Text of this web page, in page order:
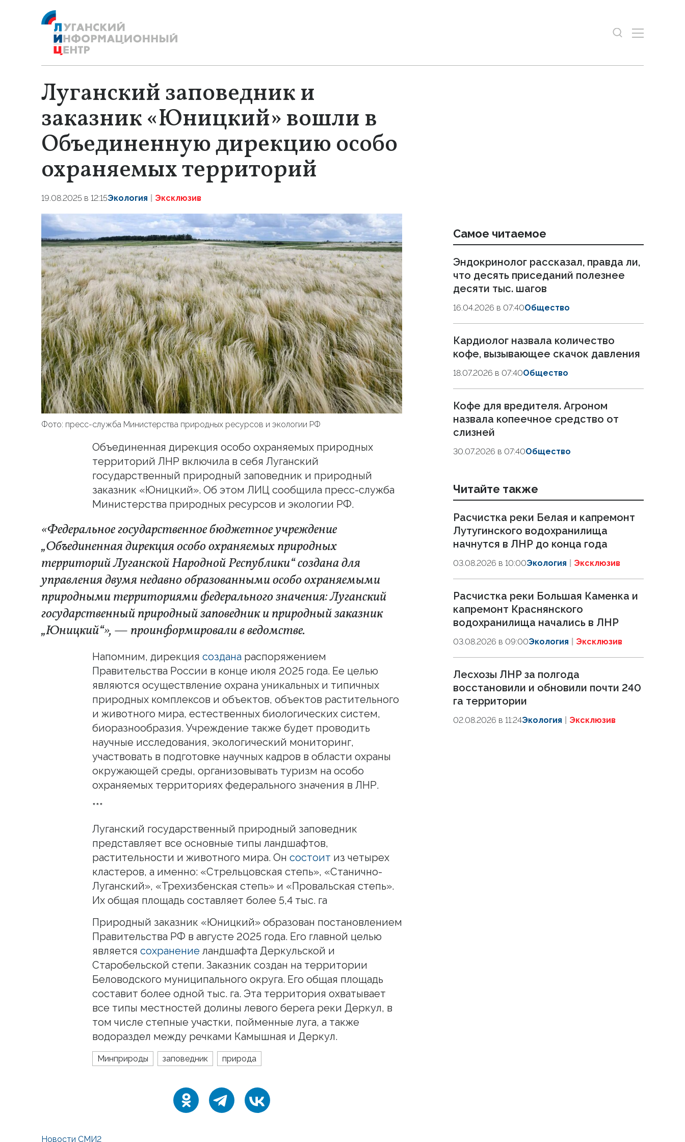
Луганский заповедник и
заказник «Юницкий» вошли в
Объединенную дирекцию особо
охраняемых территорий
19.08.2025 в 12:15Экология Эксклюзив
Фото: пресс-служба Министерства природных ресурсов и экологии РФ
Объединенная дирекция особо охраняемых природных
территорий ЛНР включила в себя Луганский
государственный природный заповедник и природный
заказник «Юницкий». Об этом ЛИЦ сообщила пресс-служба
Министерства природных ресурсов и экологии РФ.
«Федеральное государственное бюджетное учреждение
„Объединенная дирекция особо охраняемых природных
территорий Луганской Народной Республики“ создана для
управления двумя недавно образованными особо охраняемыми
природными территориями федерального значения: Луганский
государственный природный заповедник и природный заказник
„Юницкий“», — проинформировали в ведомстве.
Напомним, дирекция создана распоряжением
Правительства России в конце июля 2025 года. Ее целью
являются осуществление охрана уникальных и типичных
природных комплексов и объектов, объектов растительного
и животного мира, естественных биологических систем,
биоразнообразия. Учреждение также будет проводить
научные исследования, экологический мониторинг,
участвовать в подготовке научных кадров в области охраны
окружающей среды, организовывать туризм на особо
охраняемых территориях федерального значения в ЛНР.
***
Луганский государственный природный заповедник
представляет все основные типы ландшафтов,
растительности и животного мира. Он состоит из четырех
кластеров, а именно: «Стрельцовская степь», «Станично-
Луганский», «Трехизбенская степь» и «Провальская степь».
Их общая площадь составляет более 5,4 тыс. га
Природный заказник «Юницкий» образован постановлением
Правительства РФ в августе 2025 года. Его главной целью
является сохранение ландшафта Деркульской и
Старобельской степи. Заказник создан на территории
Беловодского муниципального округа. Его общая площадь
составит более одной тыс. га. Эта территория охватывает
все типы местностей долины левого берега реки Деркул, в
том числе степные участки, пойменные луга, а также
водораздел между речками Камышная и Деркул.
Минприроды заповедник природа
Самое читаемое
Эндокринолог рассказал, правда ли,
что десять приседаний полезнее
десяти тыс. шагов
16.04.2026 в 07:40Общество
Кардиолог назвала количество
кофе, вызывающее скачок давления
18.07.2026 в 07:40Общество
Кофе для вредителя. Агроном
назвала копеечное средство от
слизней
30.07.2026 в 07:40Общество
Читайте также
Расчистка реки Белая и капремонт
Лутугинского водохранилища
начнутся в ЛНР до конца года
03.08.2026 в 10:00Экология Эксклюзив
Расчистка реки Большая Каменка и
капремонт Краснянского
водохранилища начались в ЛНР
03.08.2026 в 09:00Экология Эксклюзив
Лесхозы ЛНР за полгода
восстановили и обновили почти 240
га территории
02.08.2026 в 11:24Экология Эксклюзив
Новости СМИ2